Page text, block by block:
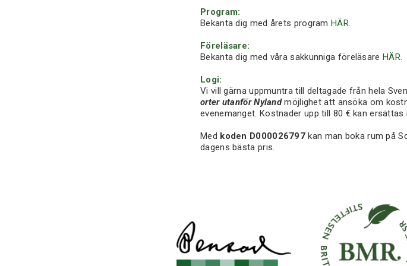
Program:
Bekanta dig med årets program HÄR.
Föreläsare:
Bekanta dig med våra sakkunniga föreläsare HÄR.
Logi:
Vi vill gärna uppmuntra till deltagade från hela
orter utanför Nylandmöjlighet att ansöka om
evenemanget. Kostnader upp till 80 € kan
Med koden D000026797 kan man boka rum på
dagens bästa pris.